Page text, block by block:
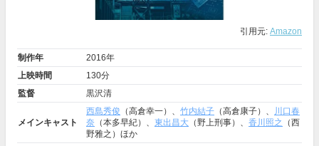
引用元: Amazon
制作年
2016年
上映時間
130分
監督
黒沢清
メインキャスト
西島秀俊 （高倉幸一）、 竹内結子 （高倉康子）、
川口春
奈 （本多早紀）、 東出昌大 （野上刑事）、 香川照之
（西
野雅之）ほか